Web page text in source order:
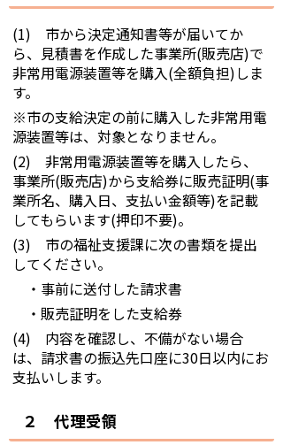
(1) 市から決定通知書等が届いてか
ら、見積書を作成した事業所(販売店)で
非常用電源装置等を購入(全額負担)しま
す。
※市の支給決定の前に購入した非常用電
源装置等は、対象となりません。
(2) 非常用電源装置等を購入したら、
事業所(販売店)から支給券に販売証明(事
業所名、購入日、支払い金額等)を記載
してもらいます(押印不要)。
(3) 市の福祉支援課に次の書類を提出
してください。
・事前に送付した請求書
・販売証明をした支給券
(4) 内容を確認し、不備がない場合
は、請求書の振込先口座に30日以内にお
支払いします。
２ 代理受領